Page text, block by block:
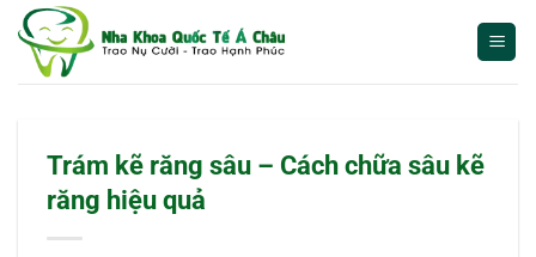
qua
Trám kẽ răng sâu – Cách chữa sâu kẽ
răng hiệu quả